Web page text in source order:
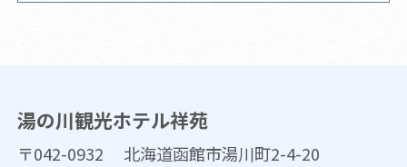
湯の川観光ホテル祥苑
〒042-0932 北海道函館市湯川町2-4-20